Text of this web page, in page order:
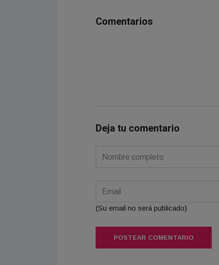
Comentarios
Deja tu comentario
(Su email no será publicado)
POSTEAR COMENTARIO